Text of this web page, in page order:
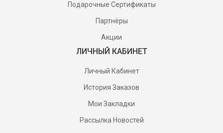
Подарочные Сертификаты
Партнёры
Акции
ЛИЧНЫЙ КАБИНЕТ
Личный Кабинет
История Заказов
Мои Закладки
Рассылка Новостей